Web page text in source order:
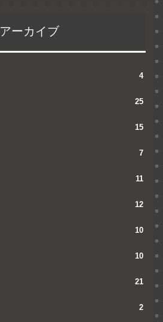
アーカイブ
4
25
15
7
11
12
10
10
21
2